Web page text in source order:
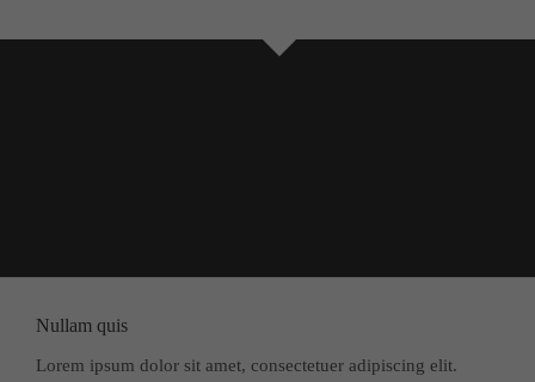
Nullam quis
Lorem ipsum dolor sit amet, consectetuer adipiscing elit.